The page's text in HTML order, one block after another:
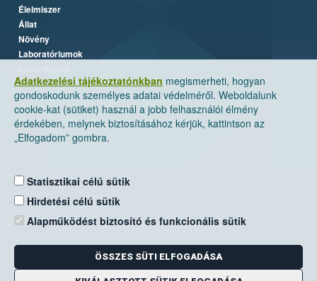
Adatkezelési tájékoztatónkban megismerheti, hogyan
gondoskodunk személyes adatai védelméről. Weboldalunk
cookie-kat (sütiket) használ a jobb felhasználói élmény
érdekében, melynek biztosításához kérjük, kattintson az
„Elfogadom” gombra.
Statisztikai célú sütik
Hirdetési célú sütik
Alapműködést biztosító és funkcionális sütik
ÖSSZES SÜTI ELFOGADÁSA
Élelmiszer
Állat
Növény
Laboratóriumok
Nemzeti Élelmiszerlánc-biztonsági Hivatal
Levelezési cím: 1525 Budapest. Pf. 30.
E-mail:ugyfelszolgalat@nebih.gov.hu
Zöld szám: 06-80/263-244